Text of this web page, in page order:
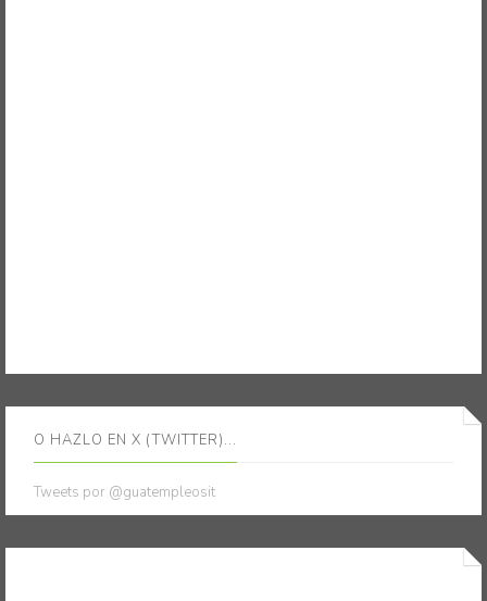
O HAZLO EN X (TWITTER)...
Tweets por @guatempleosit